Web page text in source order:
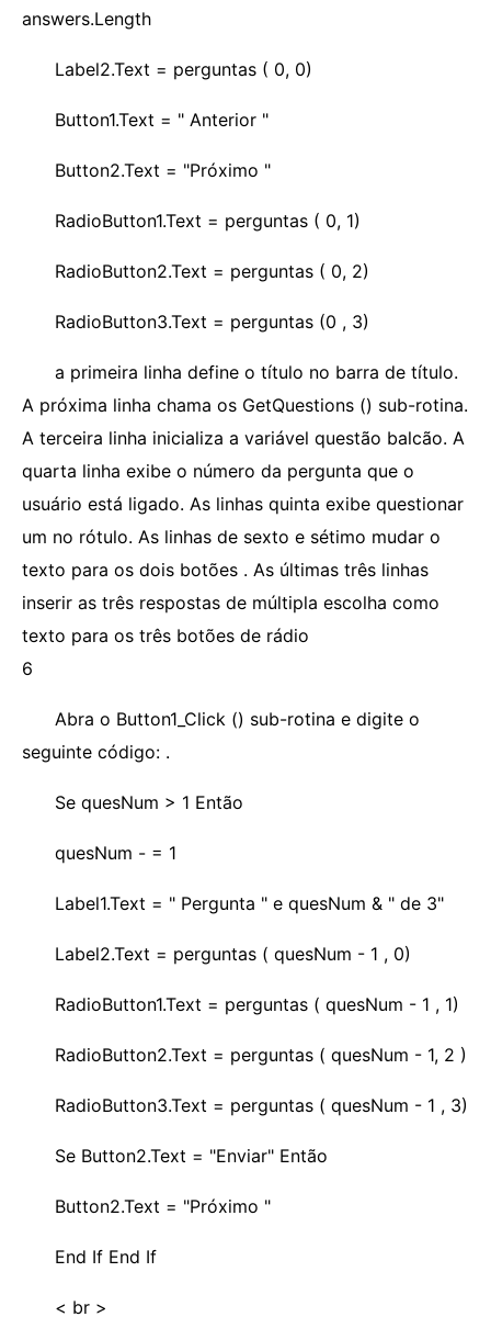
answers.Length
Label2.Text = perguntas ( 0, 0)
Button1.Text = " Anterior "
Button2.Text = "Próximo "
RadioButton1.Text = perguntas ( 0, 1)
RadioButton2.Text = perguntas ( 0, 2)
RadioButton3.Text = perguntas (0 , 3)
a primeira linha define o título no barra de título.
A próxima linha chama os GetQuestions () sub-rotina.
A terceira linha inicializa a variável questão balcão. A
quarta linha exibe o número da pergunta que o
usuário está ligado. As linhas quinta exibe questionar
um no rótulo. As linhas de sexto e sétimo mudar o
texto para os dois botões . As últimas três linhas
inserir as três respostas de múltipla escolha como
texto para os três botões de rádio
6
Abra o Button1_Click () sub-rotina e digite o
seguinte código: .
Se quesNum > 1 Então
quesNum - = 1
Label1.Text = " Pergunta " e quesNum & " de 3"
Label2.Text = perguntas ( quesNum - 1 , 0)
RadioButton1.Text = perguntas ( quesNum - 1 , 1)
RadioButton2.Text = perguntas ( quesNum - 1, 2 )
RadioButton3.Text = perguntas ( quesNum - 1 , 3)
Se Button2.Text = "Enviar" Então
Button2.Text = "Próximo "
End If End If
< br >